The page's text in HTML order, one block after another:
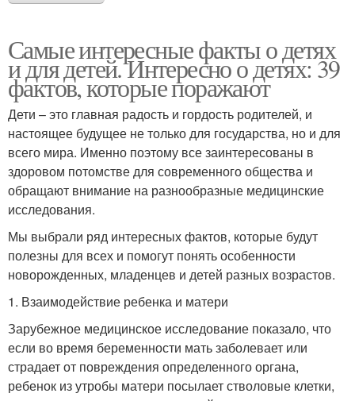
Самые интересные факты о детях
и для детей. Интересно о детях: 39
фактов, которые поражают
Дети – это главная радость и гордость родителей, и
настоящее будущее не только для государства, но и для
всего мира. Именно поэтому все заинтересованы в
здоровом потомстве для современного общества и
обращают внимание на разнообразные медицинские
исследования.
Мы выбрали ряд интересных фактов, которые будут
полезны для всех и помогут понять особенности
новорожденных, младенцев и детей разных возрастов.
1. Взаимодействие ребенка и матери
Зарубежное медицинское исследование показало, что
если во время беременности мать заболевает или
страдает от повреждения определенного органа,
ребенок из утробы матери посылает стволовые клетки,